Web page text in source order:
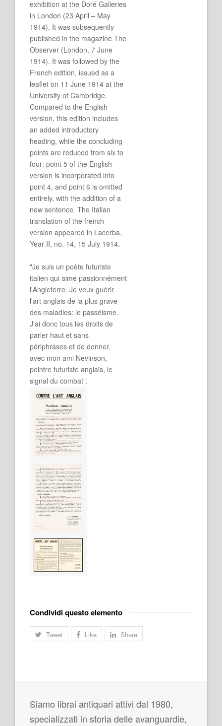
exhibition at the Doré Galleries
in London (23 April – May
1914). It was subsequently
published in the magazine The
Observer (London, 7 June
1914). It was followed by the
French edition, issued as a
leaflet on 11 June 1914 at the
University of Cambridge.
Compared to the English
version, this edition includes
an added introductory
heading, while the concluding
points are reduced from six to
four: point 5 of the English
version is incorporated into
point 4, and point 6 is omitted
entirely, with the addition of a
new sentence. The Italian
translation of the french
version appeared in Lacerba,
Year II, no. 14, 15 July 1914.
"Je suis un poète futuriste
italien qui aime passionnément
l'Angleterre. Je veux guérir
l'art anglais de la plus grave
des maladies: le passéisme.
J'ai donc tous les droits de
parler haut et sans
périphrases et de donner,
avec mon ami Nevinson,
peintre futuriste anglais, le
signal du combat".
Condividi questo elemento
Tweet Like Share
Siamo librai antiquari attivi dal 1980,
specializzati in storia delle avanguardie,